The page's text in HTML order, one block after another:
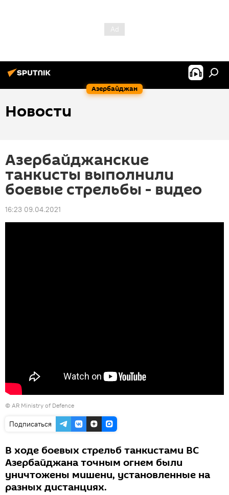
Азербайджан
Новости
Азербайджанские
танкисты выполнили
боевые стрельбы - видео
16:23 09.04.2021
© AR Ministry of Defence
Подписаться
В ходе боевых стрельб танкистами ВС
Азербайджана точным огнем были
уничтожены мишени, установленные на
разных дистанциях.